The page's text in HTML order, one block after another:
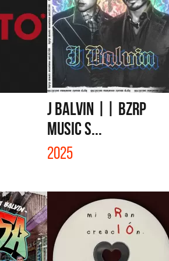
J BALVIN || BZRP
Music S...
2025